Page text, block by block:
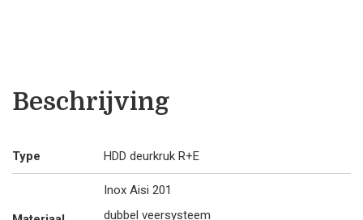
Beschrijving
Type HDD deurkruk R+E
Inox Aisi 201
dubbel veersysteem